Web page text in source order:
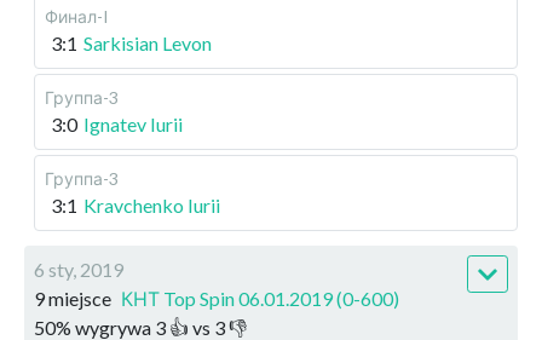
Финал-I
3:1 Sarkisian Levon
Группа-3
3:0 Ignatev Iurii
Группа-3
3:1 Kravchenko Iurii
6 sty, 2019
9 miejsce КНТ Top Spin 06.01.2019 (0-600)
50% wygrywa 3 👍 vs 3👎